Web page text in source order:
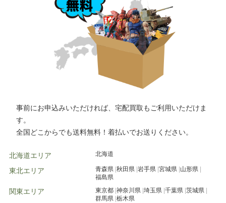
事前にお申込みいただければ、宅配買取もご利用いただけま
す。
全国どこからでも送料無料！着払いでお送りください。
北海道エリア 北海道
東北エリア 青森県 秋田県 岩手県 宮城県 山形県
福島県
関東エリア 東京都 神奈川県 埼玉県 千葉県 茨城県
群馬県 栃木県